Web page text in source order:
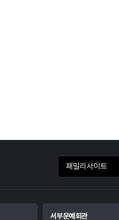
패밀리사이트 바
서부문예회관